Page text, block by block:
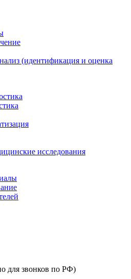
(идентификация и оценка
исследования
для звонков по РФ)